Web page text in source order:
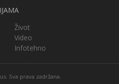
Život
Video
Infotehno
Sva prava zadržana.